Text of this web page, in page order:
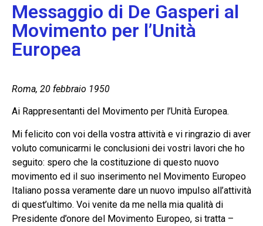
Messaggio di De Gasperi al
Movimento per l’Unità
Europea
Roma, 20 febbraio 1950
Ai Rappresentanti del Movimento per l’Unità Europea.
Mi felicito con voi della vostra attività e vi ringrazio di aver
voluto comunicarmi le conclusioni dei vostri lavori che ho
seguito: spero che la costituzione di questo nuovo
movimento ed il suo inserimento nel Movimento Europeo
Italiano possa veramente dare un nuovo impulso all’attività
di quest’ultimo. Voi venite da me nella mia qualità di
Presidente d’onore del Movimento Europeo, si tratta –